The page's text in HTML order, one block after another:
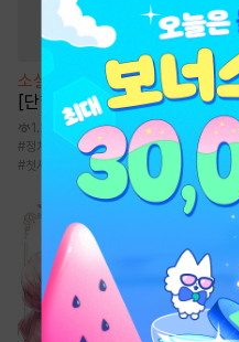
소설
[BL] 블랙아웃(Blackout)
[단행본]
1.2만
#정치/재벌 # 소심수 # 오해/착각
애증
#첫사랑